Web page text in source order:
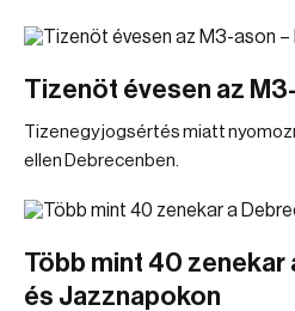
Tizenöt évesen az
Tizenegy jogsértés miatt
ellen Debrecenben.
Több mint 40 zenekar
és Jazznapokon